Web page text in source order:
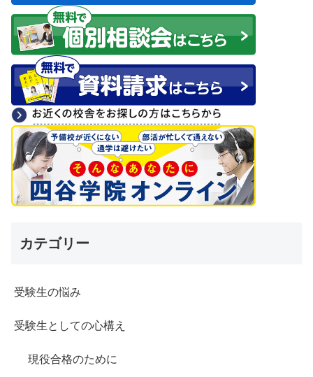
カテゴリー
受験生の悩み
受験生としての心構え
現役合格のために